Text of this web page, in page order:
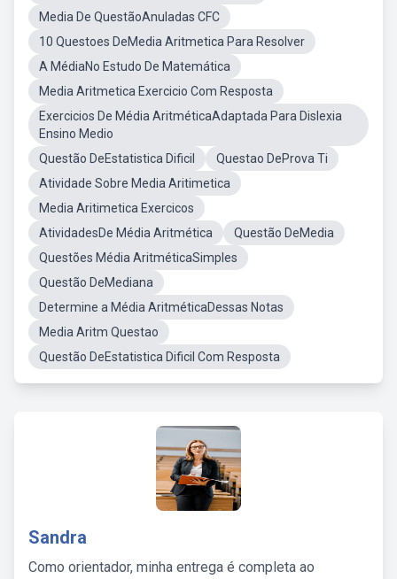
Media De QuestãoAnuladas CFC
10 Questoes DeMedia Aritmetica Para Resolver
A MédiaNo Estudo De Matemática
Media Aritmetica Exercicio Com Resposta
Exercicios De Média AritméticaAdaptada Para Dislexia
Ensino Medio
Questão DeEstatistica Dificil
Questao DeProva Ti
Atividade Sobre Media Aritimetica
Media Aritimetica Exercicos
AtividadesDe Média Aritmética
Questão DeMedia
Questões Média AritméticaSimples
Questão DeMediana
Determine a Média AritméticaDessas Notas
Media Aritm Questao
Questão DeEstatistica Dificil Com Resposta
Sandra
Como orientador, minha entrega é completa ao